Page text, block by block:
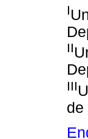
I
II
III
de